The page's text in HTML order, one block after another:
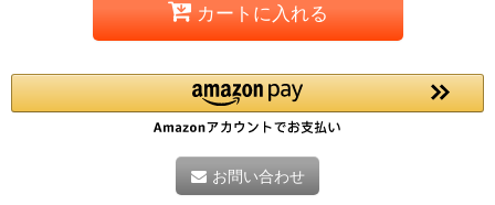
カートに入れる
お問い合わせ